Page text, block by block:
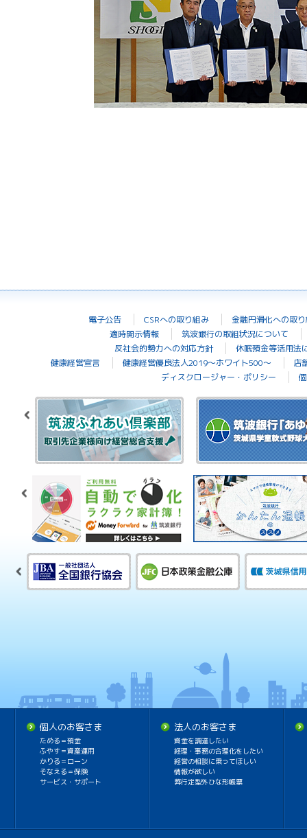
電子公告 CSRへの取り組み
金融円滑化への取
適時開示情報
筑波銀行の取組状況について
反社会的勢力への対応方針
休眠預金等活用法
健康経営宣言
健康経営優良法人2019～ホワイト500～
店
ディスクロージャー・ポリシー
個人のお客さま
ためる＝預金
ふやす＝資産運用
かりる＝ローン
そなえる＝保険
サービス・サポート
法人のお客さま
資金を調達したい
経理・事務の合理化をしたい
経営の相談に乗ってほしい
情報が欲しい
弊行定型外ひな形帳票